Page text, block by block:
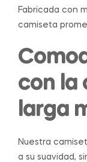
Fabricada con
camiseta
con la
larga
Nuestra
a su suavidad,